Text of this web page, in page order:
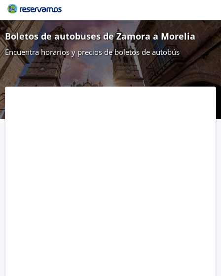
Boletos de autobuses de Zamora a Morelia
Encuentra horarios y precios de boletos de autobús